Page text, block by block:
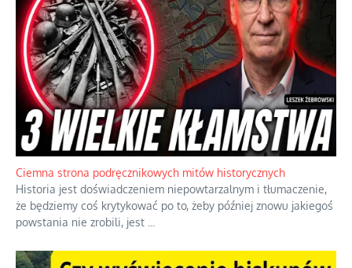
Ciemna strona podręcznikowych mitów historycznych
Historia jest doświadczeniem niepowtarzalnym i tłumaczenie,
że będziemy coś krytykować po to, żeby później znowu jakiegoś
powstania nie zrobili, jest ...